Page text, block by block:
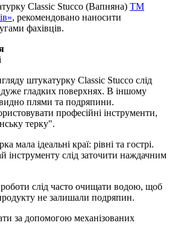
Classic Stucco (Вапняна) ТМ
, рекомендовано наносити
фахівців.
штукатурку Classic Stucco слід
гладких поверхнях. В іншому
плями та подряпини.
професійні інструменти,
терку".
мала ідеальні краї: рівні та гострі.
інструменту слід заточити наждачним
роботи слід часто очищати водою, щоб
не залишали подряпин.
за допомогою механізованих